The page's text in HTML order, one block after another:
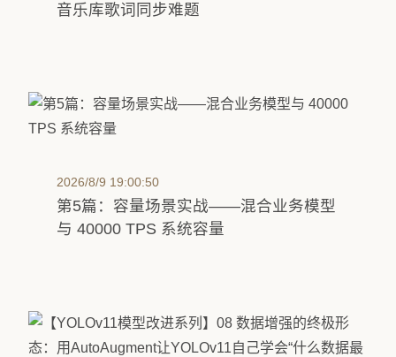
音乐库歌词同步难题
2026/8/9 19:00:50
第5篇：容量场景实战——混合业务模型
与 40000 TPS 系统容量